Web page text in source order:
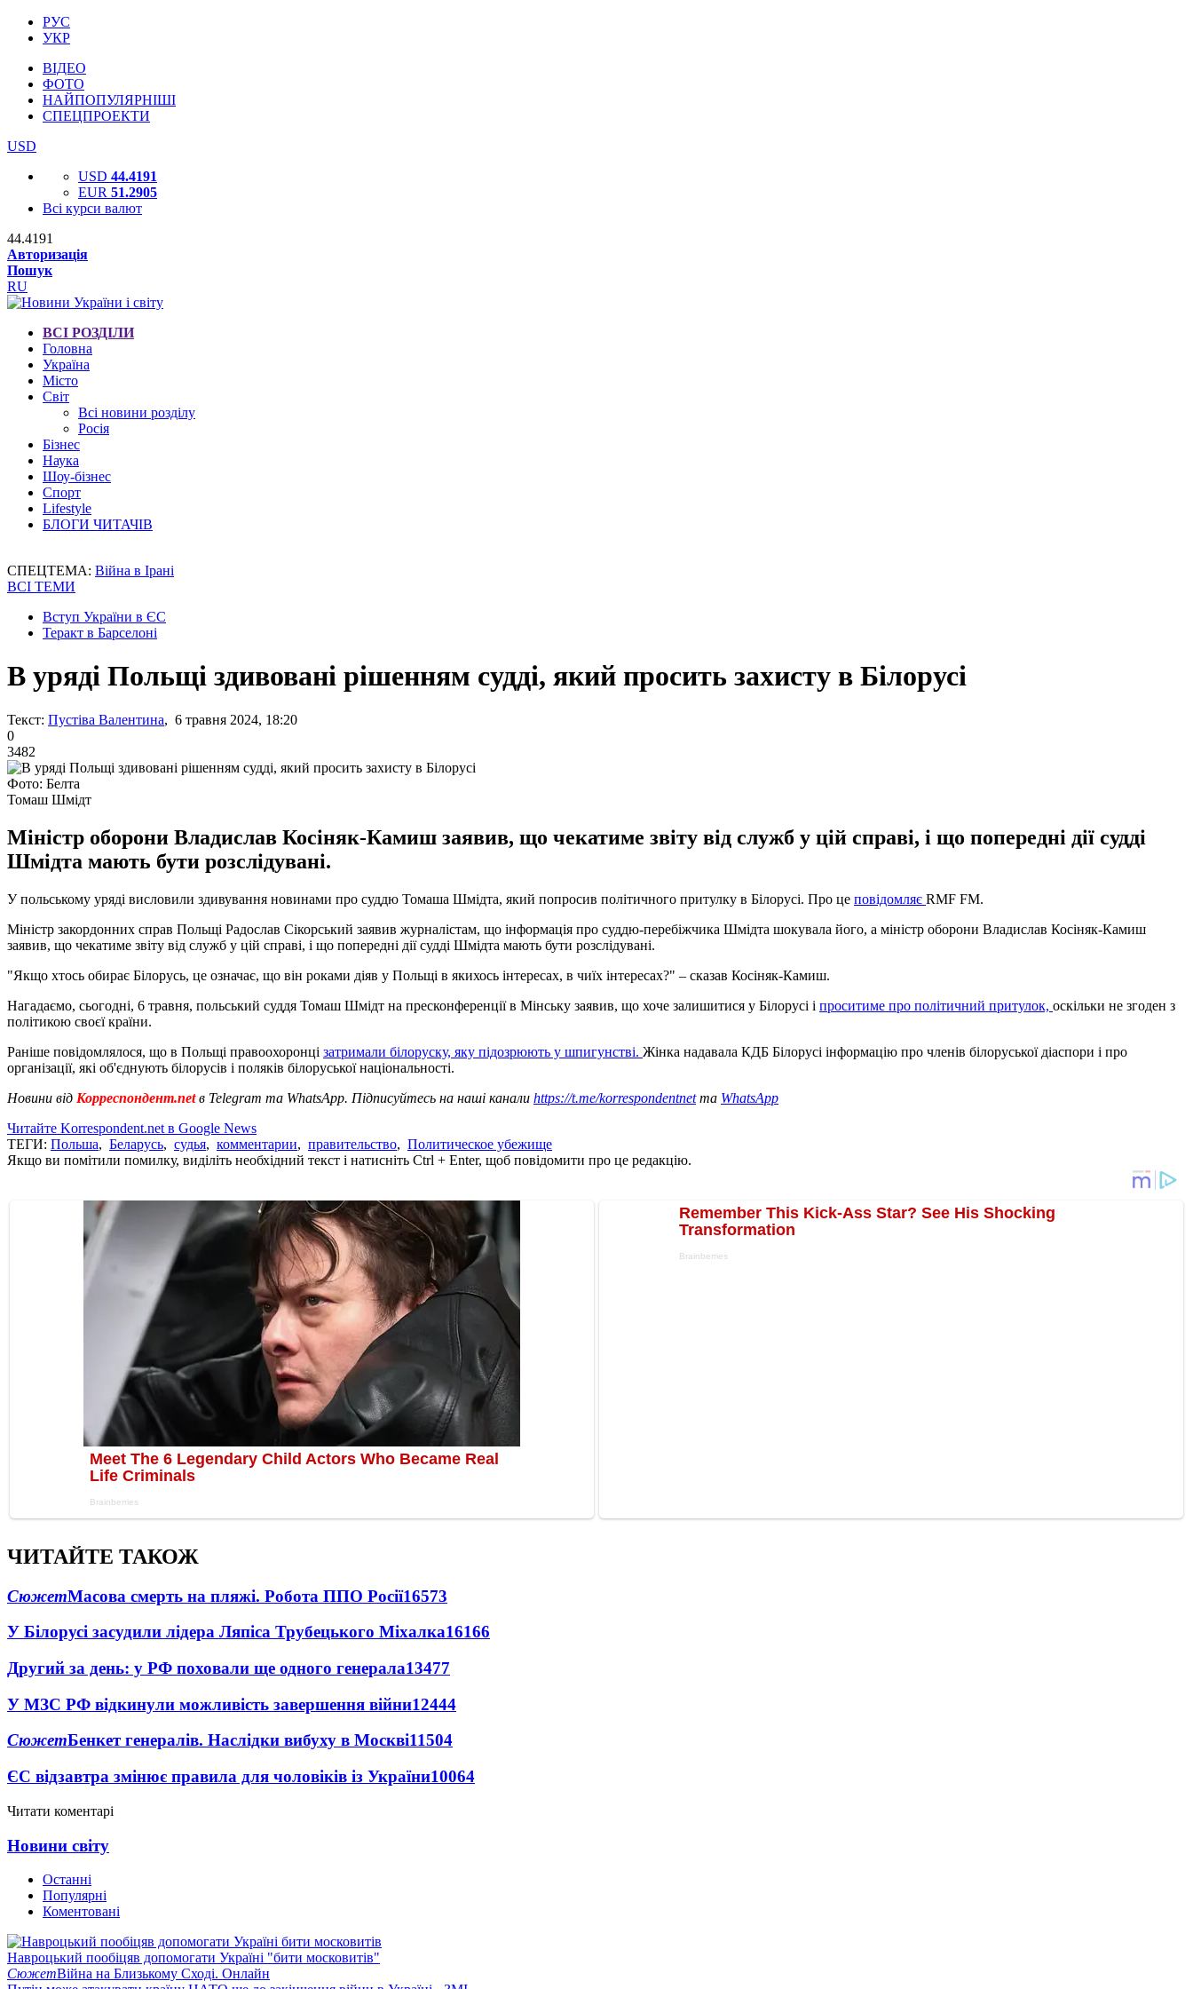
РУС
УКР
ВІДЕО
ФОТО
НАЙПОПУЛЯРНІШІ
СПЕЦПРОЕКТИ
USD
USD 44.4191
EUR 51.2905
Всі курси валют
44.4191
Авторизація
Пошук
RU
ВСІ РОЗДІЛИ
Головна
Україна
Місто
Світ
Всі новини розділу
Росія
Бізнес
Наука
Шоу-бізнес
Спорт
Lifestyle
БЛОГИ ЧИТАЧІВ
СПЕЦТЕМА: Війна в Ірані
ВСІ ТЕМИ
Вступ України в ЄС
Теракт в Барселоні
В уряді Польщі здивовані рішенням судді, який просить захисту в Білорусі
Текст: Пустіва Валентина, 6 травня 2024, 18:20
0
3482
Фото: Белта
Томаш Шмідт
Міністр оборони Владислав Косіняк-Камиш заявив, що чекатиме звіту від служб у цій справі, і що попередні дії судді
Шмідта мають бути розслідувані.
У польському уряді висловили здивування новинами про суддю Томаша Шмідта, який попросив політичного притулку в Білорусі. Про це повідомляє RMF FM.
Міністр закордонних справ Польщі Радослав Сікорський заявив журналістам, що інформація про суддю-перебіжчика Шмідта шокувала його, а міністр оборони Владислав Косіняк-Камиш
заявив, що чекатиме звіту від служб у цій справі, і що попередні дії судді Шмідта мають бути розслідувані.
"Якщо хтось обирає Білорусь, це означає, що він роками діяв у Польщі в якихось інтересах, в чиїх інтересах?" – сказав Косіняк-Камиш.
Нагадаємо, сьогодні, 6 травня, польський суддя Томаш Шмідт на пресконференції в Мінську заявив, що хоче залишитися у Білорусі і проситиме про політичний притулок, оскільки не згоден з
політикою своєї країни.
Раніше повідомлялося, що в Польщі правоохоронці затримали білоруску, яку підозрюють у шпигунстві. Жінка надавала КДБ Білорусі інформацію про членів білоруської діаспори і про
організації, які об'єднують білорусів і поляків білоруської національності.
Новини від Корреспондент.netв Telegram та WhatsApp. Підписуйтесь на наші канали https://t.me/korrespondentnetта WhatsApp
Читайте Korrespondent.net в Google News
ТЕГИ: Польша, Беларусь, судья, комментарии, правительство, Политическое убежище
Якщо ви помітили помилку, виділіть необхідний текст і натисніть Ctrl + Enter, щоб повідомити про це редакцію.
ЧИТАЙТЕ ТАКОЖ
СюжетМасова смерть на пляжі. Робота ППО Росії16573
У Білорусі засудили лідера Ляпіса Трубецького Міхалка16166
Другий за день: у РФ поховали ще одного генерала13477
У МЗС РФ відкинули можливість завершення війни12444
СюжетБенкет генералів. Наслідки вибуху в Москві11504
ЄС відзавтра змінює правила для чоловіків із України10064
Читати коментарі
Новини світу
Останні
Популярні
Коментовані
Навроцький пообіцяв допомогати Україні "бити московитів"
СюжетВійна на Близькому Сході. Онлайн